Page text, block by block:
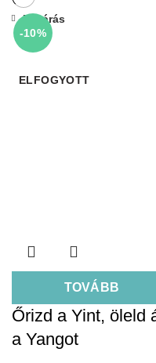
-10%
ELFOGYOTT
TOVÁBB
Bezárás
Őrizd a Yint, öleld
a Yangot